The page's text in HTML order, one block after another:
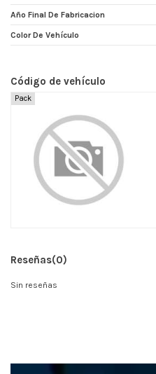
Año Final De Fabricacion
Color De Vehículo
Código de vehículo
Pack
Reseñas(0)
Sin reseñas